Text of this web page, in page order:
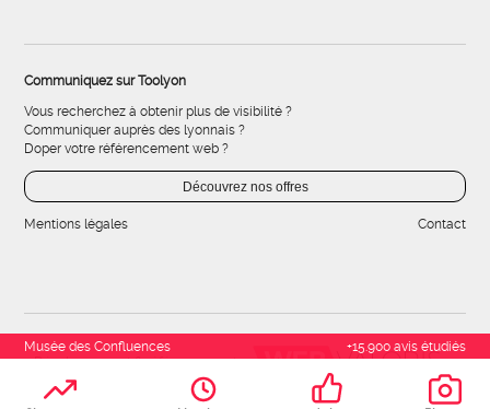
Communiquez sur Toolyon
Vous recherchez à obtenir plus de visibilité ?
Communiquer auprès des lyonnais ?
Doper votre référencement web ?
Découvrez nos offres
Mentions légales Contact
Développement & référencement
Musée des Confluences +15.900 avis étudiés